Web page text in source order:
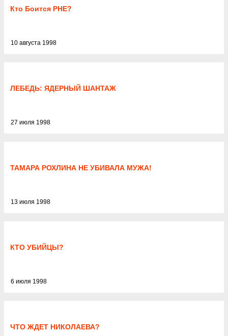
Кто Боится РНЕ?
10 августа 1998
ЛЕБЕДЬ: ЯДЕРНЫЙ ШАНТАЖ
27 июля 1998
ТАМАРА РОХЛИНА НЕ УБИВАЛА МУЖА!
13 июля 1998
КТО УБИЙЦЫ?
6 июля 1998
ЧТО ЖДЕТ НИКОЛАЕВА?